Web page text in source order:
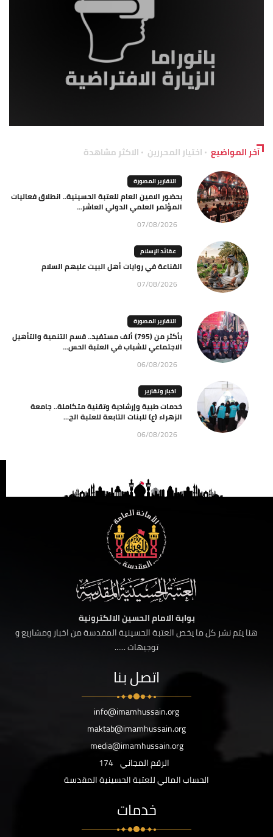
آخر المواضيع اختيار المحررين الاكثر مشاهدة
التقارير المصورة
بحضور الامين العام للعتبة الحسينية.. انطلاق فعاليات
المؤتمر العلمي الدولي العاشر...
07/08/2026
عقائد الإسلام
القناعة في روايات أهل البيت عليهم السلام
07/08/2026
التقارير المصورة
بأكثر من (795) ألف مستفيد.. قسم التنمية والتأهيل
الاجتماعي للشباب في العتبة الحس...
06/08/2026
اخبار وتقارير
خدمات طبية وإرشادية وتقنية متكاملة.. جامعة
الزهراء (ع) للبنات التابعة للعتبة الح...
06/08/2026
بوابة الامام الحسين الالكترونية
هنا يتم نشر كل ما يخص العتبة الحسينية المقدسة من اخبار ومشاريع و
توجيهات ......
اتصل بنا
info@imamhussain.org
maktab@imamhussain.org
media@imamhussain.org
الرقم المجاني 174
الحساب المالي للعتبة الحسينية المقدسة
خدمات